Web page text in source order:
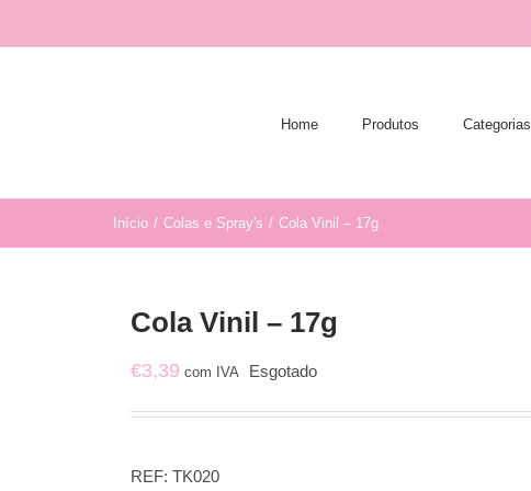
Home Produtos Categorias
Início / Colas e Spray's / Cola Vinil – 17g
Cola Vinil – 17g
€3,39 com IVA Esgotado
REF: TK020